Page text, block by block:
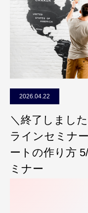
2026.04.22
＼終了しまし
ラインセミナ
ートの作り方
ミナー